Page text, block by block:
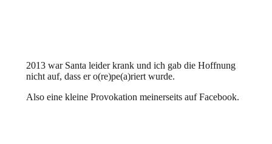
2013 war Santa leider krank und ich gab die Hoffnung
nicht auf, dass er o(re)pe(a)riert wurde.
Also eine kleine Provokation meinerseits auf Facebook.